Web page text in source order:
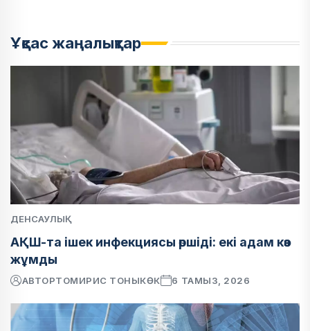
Ұқсас жаңалықтар
ДЕНСАУЛЫҚ
АҚШ-та ішек инфекциясы өршіді: екі адам көз
жұмды
АВТОРТОМИРИС ТОНЫКӨК 6 ТАМЫЗ, 2026